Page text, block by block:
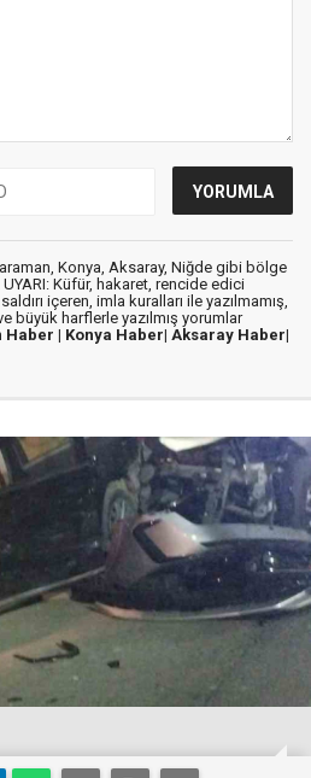
Konya, Aksaray, Niğde gibi bölge
Küfür, hakaret, rencide edici
içeren, imla kuralları ile yazılmamış,
büyük harflerle yazılmış yorumlar
Haber | Konya Haber| Aksaray Haber|